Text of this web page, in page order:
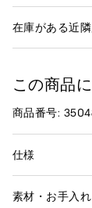
在庫がある近
この商品
商品番号:
仕様
素材・お手入れ